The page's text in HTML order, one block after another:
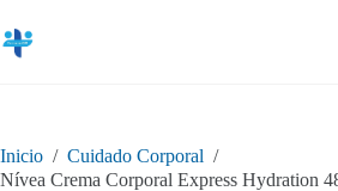
al
contenido
Inicio / Cuidado Corporal /
Nívea Crema Corporal Express Hydration